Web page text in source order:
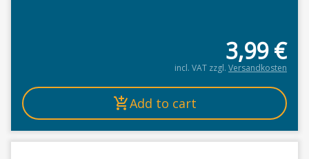
3,99€
incl. VAT zzgl. Versandkosten
Add to cart